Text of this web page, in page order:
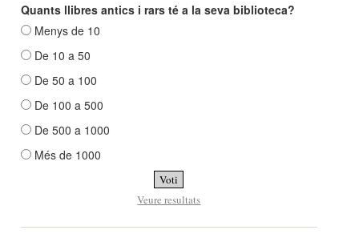
Quants llibres antics i rars té a la seva biblioteca?
Menys de 10
De 10 a 50
De 50 a 100
De 100 a 500
De 500 a 1000
Més de 1000
Veure resultats